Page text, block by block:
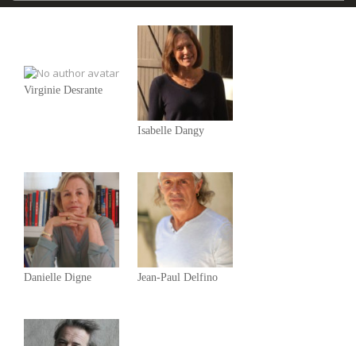
Virginie Desrante
Isabelle Dangy
Danielle Digne Jean-Paul Delfino